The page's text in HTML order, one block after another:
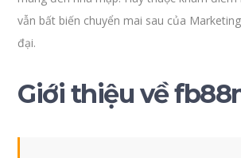
vẫn bất biến chuyển mai sau của
đại.
Giới thiệu về